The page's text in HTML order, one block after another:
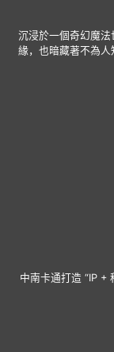
沉浸於一個奇幻魔
緣，也暗藏著不為
中南卡通打造 “IP +